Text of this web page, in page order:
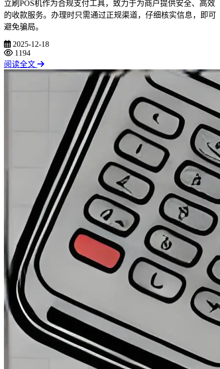
立刷POS机作为合规支付工具，致力于为商户提供安全、高效
的收款服务。办理时只需通过正规渠道，仔细核实信息，即可
避免骗局。
2025-12-18
1194
阅读全文